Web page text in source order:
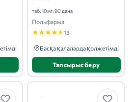
таб, 10мг, 90 дана
Польфарма
★★★★★13
Басқа қалаларда қолжетімді
Тапсырыс беру